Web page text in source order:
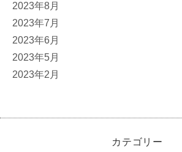
2023年8月
2023年7月
2023年6月
2023年5月
2023年2月
カテゴリー